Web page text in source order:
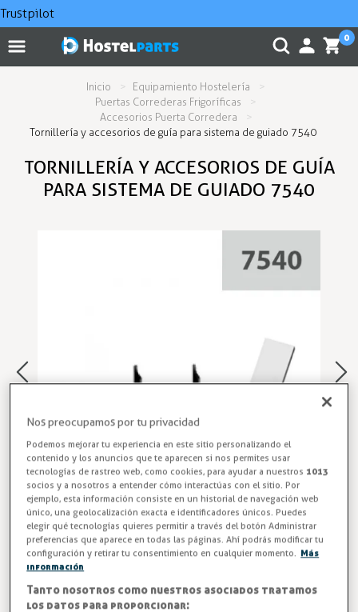
Trustpilot
0
Inicio
Equipamiento Hostelería
Puertas Correderas Frigoríficas
Accesorios Puerta Corredera
Tornillería y accesorios de guía para sistema de guiado 7540
TORNILLERÍA Y ACCESORIOS DE GUÍA
PARA SISTEMA DE GUIADO 7540
Tornillería y accesorios de guía para sistema de guiado
Entrega en 24/48h
Nos preocupamos por tu privacidad
Podemos mejorar tu experiencia en este sitio personalizando el
contenido y los anuncios que te aparecen si nos permites usar
tecnologías de rastreo web, como cookies, para ayudar a nuestros 1013
socios y a nosotros a entender cómo interactúas con el sitio. Por
ejemplo, esta información consiste en un historial de navegación web
único, una geolocalización exacta e identificadores únicos. Puedes
elegir qué tecnologías quieres permitir a través del botón Administrar
preferencias que aparece en todas las páginas. Ahí podrás modificar tu
configuración y retirar tu consentimiento en cualquier momento. Más
información
Tanto nosotros como nuestros asociados tratamos
los datos para proporcionar: